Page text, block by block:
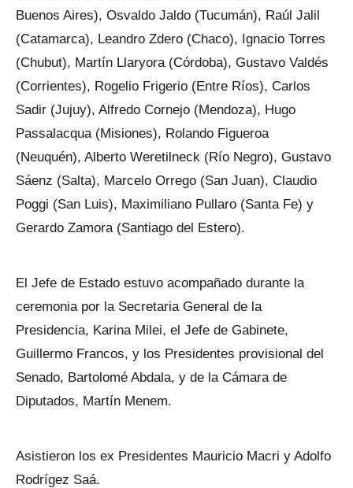
Buenos Aires), Osvaldo Jaldo (Tucumán), Raúl Jalil
(Catamarca), Leandro Zdero (Chaco), Ignacio Torres
(Chubut), Martín Llaryora (Córdoba), Gustavo Valdés
(Corrientes), Rogelio Frigerio (Entre Ríos), Carlos
Sadir (Jujuy), Alfredo Cornejo (Mendoza), Hugo
Passalacqua (Misiones), Rolando Figueroa
(Neuquén), Alberto Weretilneck (Río Negro), Gustavo
Sáenz (Salta), Marcelo Orrego (San Juan), Claudio
Poggi (San Luis), Maximiliano Pullaro (Santa Fe) y
Gerardo Zamora (Santiago del Estero).
El Jefe de Estado estuvo acompañado durante la
ceremonia por la Secretaria General de la
Presidencia, Karina Milei, el Jefe de Gabinete,
Guillermo Francos, y los Presidentes provisional del
Senado, Bartolomé Abdala, y de la Cámara de
Diputados, Martín Menem.
Asistieron los ex Presidentes Mauricio Macri y Adolfo
Rodrígez Saá.